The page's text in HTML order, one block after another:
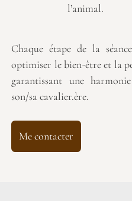
l’animal.
Chaque étape de la
optimiser le bien-être et la
garantissant une
son/sa cavalier.ère.
Me contacter